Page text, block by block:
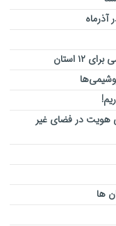
استان
هویت در فضای غیر
ها